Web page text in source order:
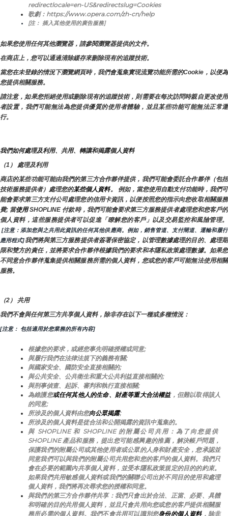
redirectlocale=en-US&redirectslug=Cookies
歌劇：https://www.opera.com/zh-cn/help
[注： 插入其他使用的廣告服務]
如果您使用任何其他瀏覽器，請參閱瀏覽器提供的文件。
在商店上，您可以通過清除緩存來刪除現有的追蹤技術。
當您在未登錄的情況下瀏覽網頁時，我們會蒐集實現流覽功能所需的Cookie，以便為
您提供相關服務。
請注意，如果您拒絕使用或刪除現有的追蹤技術，則需要在每次訪問時親自更改使用
者設置，我們可能無法為您提供優質的使用者體驗，並且某些功能可能無法正常運
行。
我們如何處理及利用、共用、轉讓和揭露個人資料
（1） 處理及利用
商店的某些功能可能由我們的第三方合作夥伴提供，我們可能會委託合作夥伴（包括
技術服務提供者）處理您的某些個人資料。 例如，當您使用自動支付功能時，我們可
能會要求第三方支付公司處理您的信用卡資訊，以便按照您的指示向您收取相關服務
費; 當使用 SHOPLINE 付款時，我們可能會要求第三方服務提供者處理您和您客戶的
[注意：添加您與之共用此資訊的任何其他供應商。例如，銷售管道、支付閘道、運輸和履行
應用程式]我們將與第三方服務提供者簽署保密協定，以管理數據處理的目的、處理期
限和雙方的責任，並將要求合作夥伴根據我們的要求和本隱私政策處理數據。如果您
不同意合作夥伴蒐集提供相關服務所需的個人資料，您或您的客戶可能無法使用相關
服務。
（2） 共用
我們不會與任何第三方共享個人資料，除非存在以下一種或多種情況：
[注意： 包括適用於您業務的所有內容]
根據您的要求，或經您事先明確授權或同意;
與履行我們在法律法規下的義務有關;
與國家安全、國防安全直接相關的;
與公共安全、公共衛生和重大公共利益直接相關的;
與刑事偵查、起訴、審判和執行直接相關;
為維護您或任何其他人的生命、財產等重大合法權益，但難以取得該人
的同意;
所涉及的個人資料由您向公眾揭露;
所涉及的個人資料是從合法和公開揭露的資訊中蒐集的。
與 SHOPLINE 和 SHOPLINE 的附屬公司共用：為了向您提供
SHOPLINE 產品和服務，提出您可能感興趣的推薦，解決帳戶問題，
保護我們的附屬公司或其他使用者或公眾的人身和財產安全，您承認並
同意我們可以與我們的附屬公司共用您和您的客戶的個人資料。我們只
會在必要的範圍內共享個人資料，並受本隱私政策規定的目的的約束。
如果我們共用敏感個人資料或我們的關聯公司出於不同目的使用和處理
個人資料，我們將再次尋求您的授權和同意。
與我們的第三方合作夥伴共享：我們只會出於合法、正當、必要、具體
和明確的目的共用個人資料，並且只會共用向您或您的客戶提供相關服
務所必需的個人資料。我們不會共用可以識別您身份的個人資料，除非